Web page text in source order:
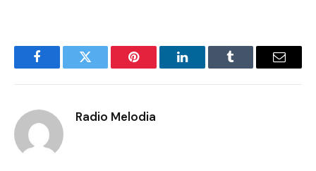
FacebookTwitter Pinterest LinkedInTumblr Email
Radio Melodia